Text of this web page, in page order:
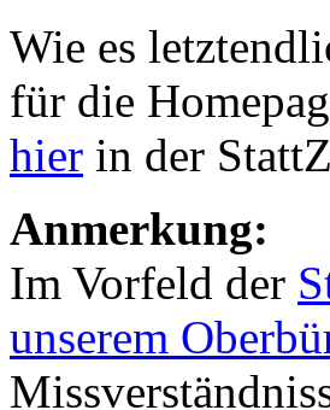
Wie es
für die
hier in der
Anmerkung:
Im Vorfeld der
unserem